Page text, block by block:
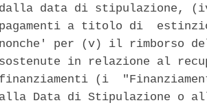
dalla data di stipulazione,
pagamenti a titolo di
nonche' per (v) il rimborso
sostenute in relazione al
finanziamenti (i
alla Data di Stipulazione o